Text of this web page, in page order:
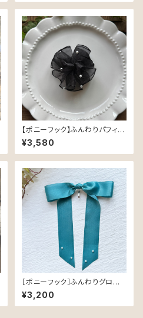
【ポニーフック】ふんわりパフィ／
Noir Pearl（ブラック） — ぽん
ぽんオーガンジーの上品リボン
¥3,580
［ポニーフック］ふんわりグロスリ
ボン／Emerald Green｜つや
めく軽やかなヘアリボン
¥3,200